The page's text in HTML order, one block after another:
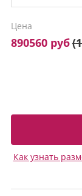
Цена
890560 руб(
Как узнать